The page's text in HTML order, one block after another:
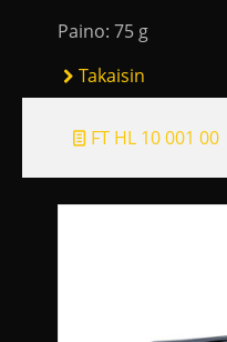
Paino: 75 g
Takaisin
FT HL 10 001 00